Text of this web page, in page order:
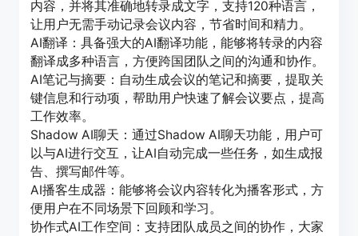
内容，并将其准确地转录成文字，支持120种语言，
让用户无需手动记录会议内容，节省时间和精力。
AI翻译：具备强大的AI翻译功能，能够将转录的内容
翻译成多种语言，方便跨国团队之间的沟通和协作。
AI笔记与摘要：自动生成会议的笔记和摘要，提取关
键信息和行动项，帮助用户快速了解会议要点，提高
工作效率。
Shadow AI聊天：通过Shadow AI聊天功能，用户可
以与AI进行交互，让AI自动完成一些任务，如生成报
告、撰写邮件等。
AI播客生成器：能够将会议内容转化为播客形式，方
便用户在不同场景下回顾和学习。
协作式AI工作空间：支持团队成员之间的协作，大家